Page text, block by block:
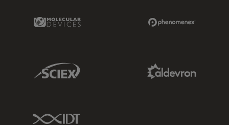
Molecular Devices Link
Sciex Link
IDT Link